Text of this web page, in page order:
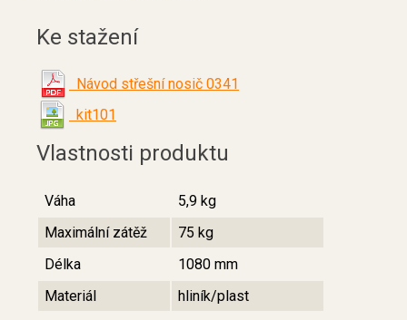
Ke stažení
Návod střešní nosič 0341
kit101
Vlastnosti produktu
Váha
5,9 kg
Maximální zátěž
75 kg
Délka
1080 mm
Materiál
hliník/plast